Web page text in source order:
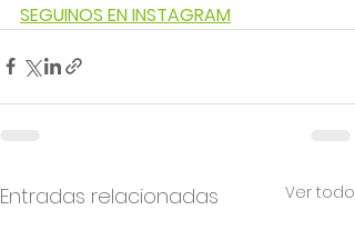
SEGUINOS EN INSTAGRAM
Entradas relacionadas Ver todo